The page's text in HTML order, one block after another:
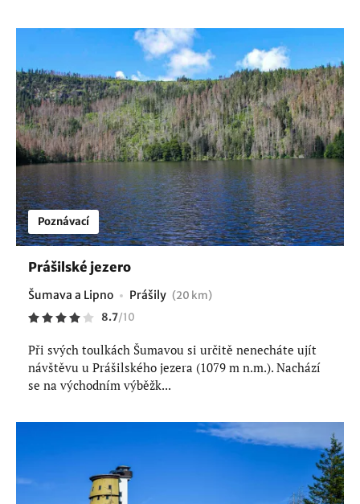
Poznávací
Prášilské jezero
Šumava a Lipno Prášily (20 km)
8.7/10
Při svých toulkách Šumavou si určitě nenecháte ujít
návštěvu u Prášilského jezera (1079 m n.m.). Nachází
se na východním výběžk...